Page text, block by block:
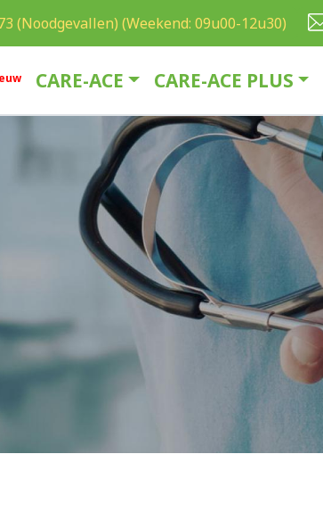
(Noodgevallen) (Weekend: 09u00-12u30)
CARE-ACE CARE-ACE PLUS